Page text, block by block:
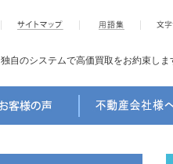
独自のシステムで高価買取をお約束しま